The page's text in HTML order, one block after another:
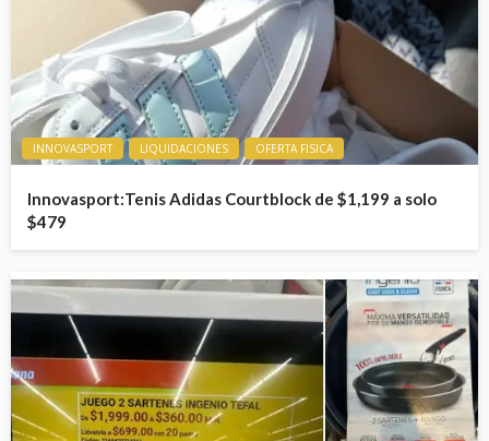
INNOVASPORT LIQUIDACIONES OFERTA FISICA
Innovasport:Tenis Adidas Courtblock de $1,199 a solo
$479